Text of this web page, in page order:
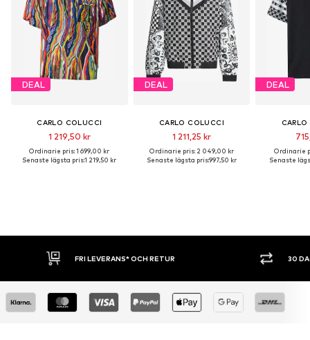
DEAL
CARLO COLUCCI
1 219,50 kr
Ordinarie pris: 1 699,00 kr
Senaste lägsta pris:1 219,50 kr
DEAL
CARLO COLUCCI
1 211,25 kr
Ordinarie pris: 2 049,00 kr
Senaste lägsta pris:997,50 kr
DEAL
Ordinarie
Senaste
30 DAGARS ÖPPET KÖP SHOPPA NU.